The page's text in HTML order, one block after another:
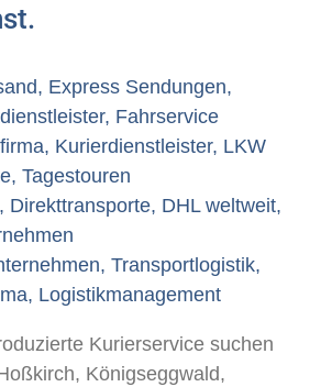
Express Sendungen,
Fahrservice
Kurierdienstleister, LKW
Tagestouren
Direkttransporte, DHL weltweit,
Transportlogistik,
Logistikmanagement
Kurierservice suchen
Königseggwald,